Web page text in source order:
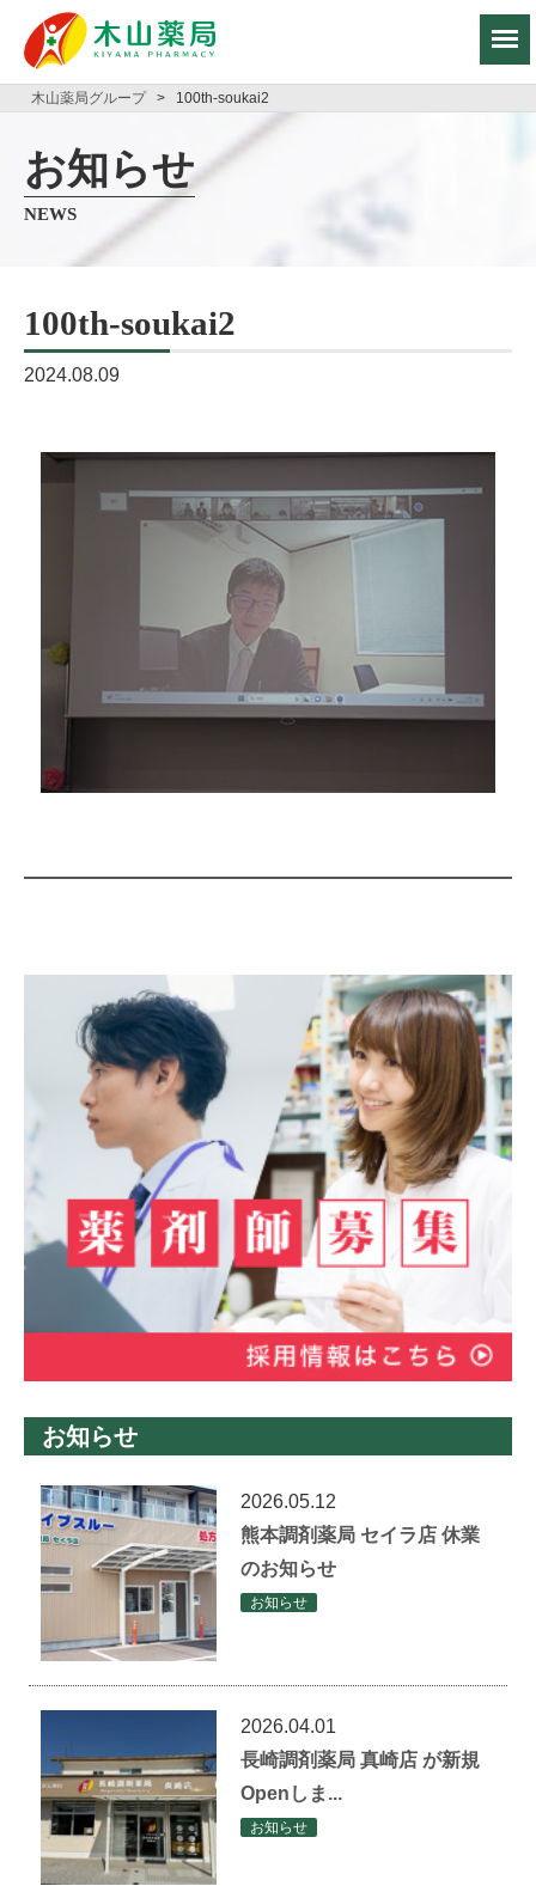
木山薬局グループ > 100th-soukai2
お知らせ
NEWS
100th-soukai2
2024.08.09
お知らせ
2026.05.12
熊本調剤薬局 セイラ店 休業
のお知らせ
お知らせ
2026.04.01
長崎調剤薬局 真崎店 が新規
Openしま...
お知らせ